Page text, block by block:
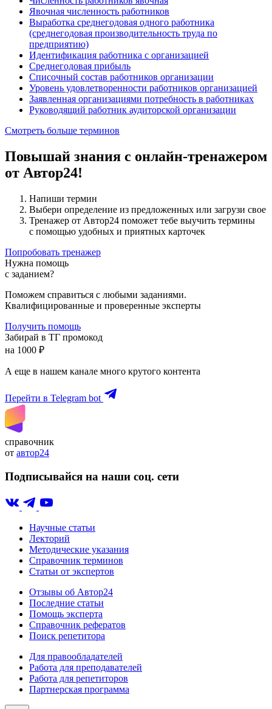
Явочная численность работников
Выработка среднегодовая одного работника
(среднегодовая производительность труда по
предприятию)
Идентификация работника с организацией
Среднегодовая прибыль
Списочный состав работников организации
Уровень удовлетворенности работников организацией
Заявленная организациями потребность в работниках
Руководящий работник аудиторской организации
Смотреть больше терминов
Повышай знания с онлайн-тренажером
от Автор24!
Напиши термин
Выбери определение из предложенных или загрузи свое
Тренажер от Автор24 поможет тебе выучить термины
с помощью удобных и приятных карточек
Попробовать тренажер
Нужна помощь
с заданием?
Поможем справиться с любыми заданиями.
Квалифицированные и проверенные эксперты
Получить помощь
Забирай в ТГ промокод
на 1000 ₽
А еще в нашем канале много крутого контента
Перейти в Telegram bot
справочник
от автор24
Подписывайся на наши соц. сети
Научные статьи
Лекторий
Методические указания
Справочник терминов
Статьи от экспертов
Отзывы об Автор24
Последние статьи
Помощь эксперта
Справочник рефератов
Поиск репетитора
Для правообладателей
Работа для преподавателей
Работа для репетиторов
Партнерская программа